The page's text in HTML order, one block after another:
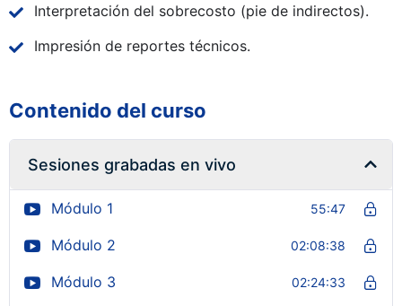
Interpretación del sobrecosto (pie de indirectos).
Impresión de reportes técnicos.
Contenido del curso
Sesiones grabadas en vivo
Módulo 1 55:47
Módulo 2 02:08:38
Módulo 3 02:24:33